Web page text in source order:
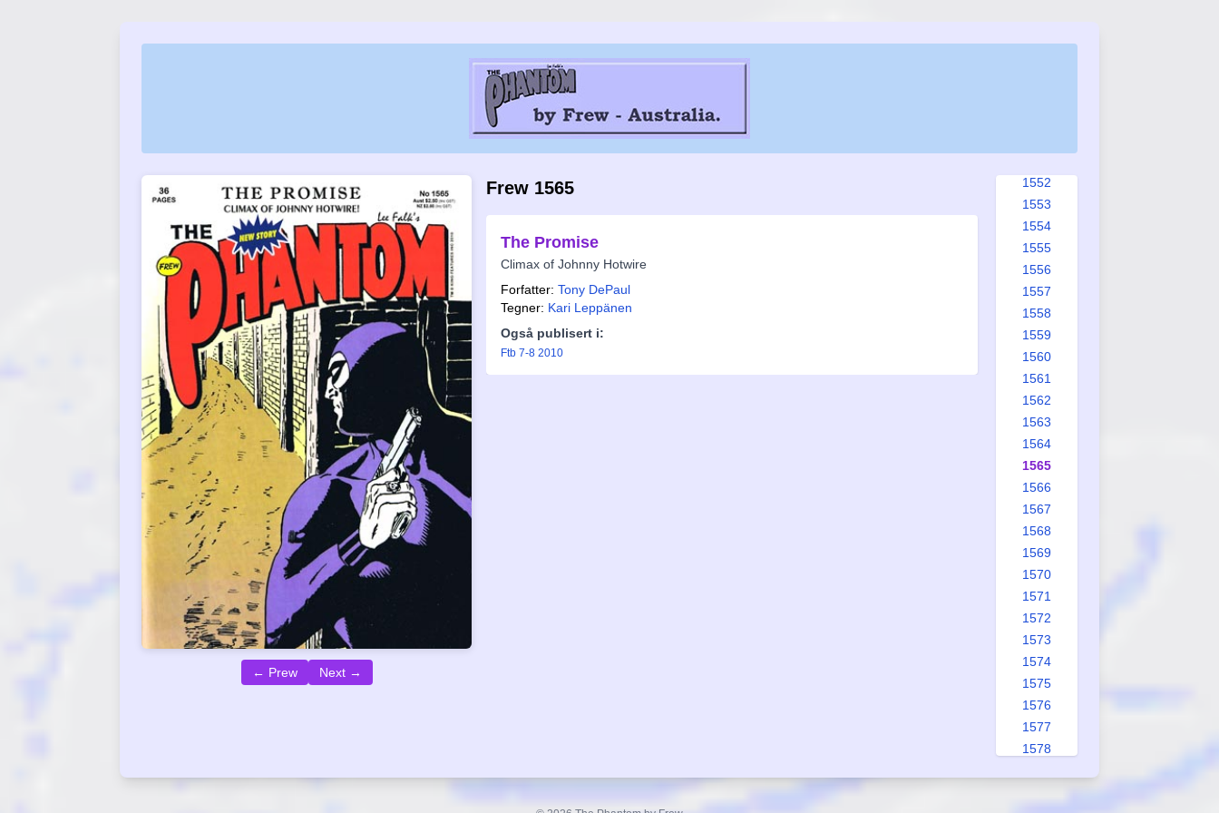
← Prew Next →
Frew 1565
The Promise
Climax of Johnny Hotwire
Forfatter: Tony DePaul
Tegner: Kari Leppänen
Også publisert i:
Ftb 7-8 2010
1552
1553
1554
1555
1556
1557
1558
1559
1560
1561
1562
1563
1564
1565
1566
1567
1568
1569
1570
1571
1572
1573
1574
1575
1576
1577
1578